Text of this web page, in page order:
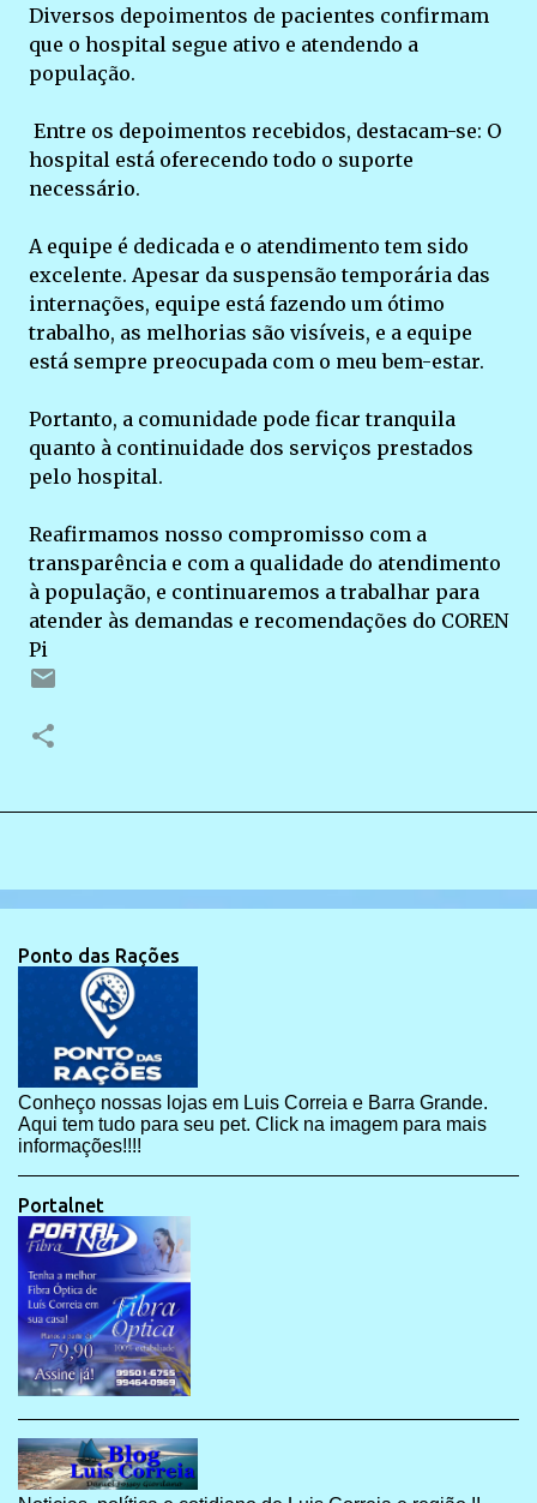
Diversos depoimentos de pacientes confirmam
que o hospital segue ativo e atendendo a
população.
Entre os depoimentos recebidos, destacam-se: O
hospital está oferecendo todo o suporte
necessário.
A equipe é dedicada e o atendimento tem sido
excelente. Apesar da suspensão temporária das
internações, equipe está fazendo um ótimo
trabalho, as melhorias são visíveis, e a equipe
está sempre preocupada com o meu bem-estar.
Portanto, a comunidade pode ficar tranquila
quanto à continuidade dos serviços prestados
pelo hospital.
Reafirmamos nosso compromisso com a
transparência e com a qualidade do atendimento
à população, e continuaremos a trabalhar para
atender às demandas e recomendações do COREN
Pi
Ponto das Rações
Conheço nossas lojas em Luis Correia e Barra Grande.
Aqui tem tudo para seu pet. Click na imagem para mais
informações!!!!
Portalnet